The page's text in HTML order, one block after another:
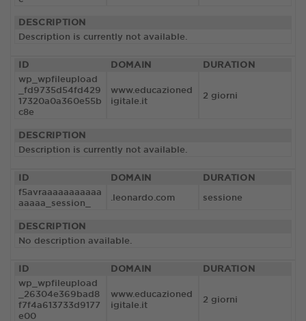
DESCRIPTION
Description is currently not available.
ID DOMAIN
DURATION
wp_wpfileupload
_fd9735d54fd429
17320a0a360e55b
c8e
www.educazioned
igitale.it
2 giorni
DESCRIPTION
Description is currently not available.
ID DOMAIN
DURATION
f5avraaaaaaaaaaa
aaaaa_session_
.leonardo.com sessione
DESCRIPTION
No description available.
ID DOMAIN
DURATION
wp_wpfileupload
_26304e369bad8
f7f4a613733d9177
e00
www.educazioned
igitale.it
2 giorni